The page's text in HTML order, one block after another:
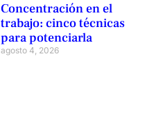
Concentración en el
trabajo: cinco técnicas
para potenciarla
agosto 4, 2026